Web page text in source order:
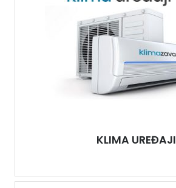
KLIMA UREĐAJI